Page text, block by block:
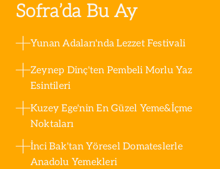
Sofra’da Bu Ay
Yunan Adaları'nda Lezzet Festivali
Zeynep Dinç'ten Pembeli Morlu Yaz
Esintileri
Kuzey Ege'nin En Güzel Yeme&İçme
Noktaları
İnci Bak'tan Yöresel Domateslerle
Anadolu Yemekleri